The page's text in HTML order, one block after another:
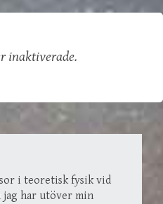
inaktiverade.
i teoretisk fysik vid
jag har utöver min